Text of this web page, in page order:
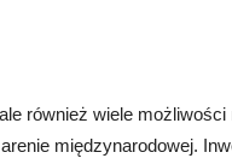
również wiele
międzynarodowej.